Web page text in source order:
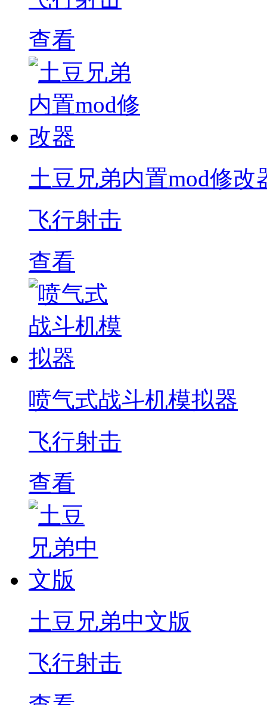
查看
土豆兄弟内置mod修改
飞行射击
查看
喷气式战斗机模拟器
飞行射击
查看
土豆兄弟中文版
飞行射击